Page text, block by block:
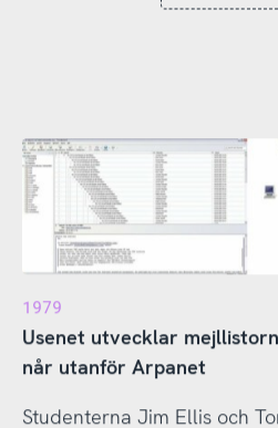
1979
Usenet utvecklar
når utanför Arpanet
Studenterna Jim Ellis och